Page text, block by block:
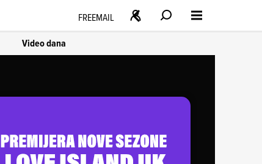
FREEMAIL
Video dana